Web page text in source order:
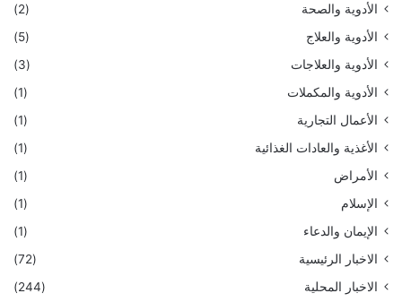
الأدوية والصحة
(2)
الأدوية والعلاج
(5)
الأدوية والعلاجات
(3)
الأدوية والمكملات
(1)
الأعمال التجارية
(1)
الأغذية والعادات الغذائية
(1)
الأمراض
(1)
الإسلام
(1)
الإيمان والدعاء
(1)
الاخبار الرئيسية
(72)
الاخبار المحلية
(244)